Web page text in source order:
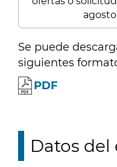
agosto
Se puede
siguientes
PDF
Datos